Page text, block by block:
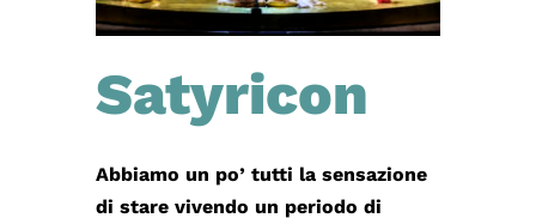
Satyricon
Abbiamo un po’ tutti la sensazione
di stare vivendo un periodo di